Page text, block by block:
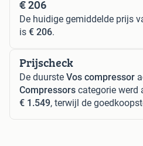
€ 206
De huidige gemiddelde prijs
is € 206.
Prijscheck
De duurste Vos compressor
Compressors categorie werd
€ 1.549, terwijl de